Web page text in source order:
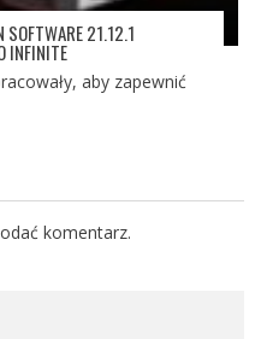
SOFTWARE 21.12.1
INFINITE
aby zapewnić
komentarz.